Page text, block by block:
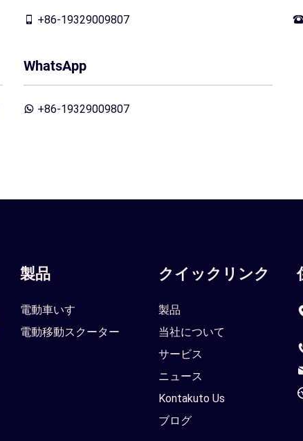
+86-19329009807
WhatsApp
+86-19329009807
製品
電動車いす
電動移動スクーター
クイックリンク
製品
当社について
サービス
ニュース
Kontakuto Us
ブログ